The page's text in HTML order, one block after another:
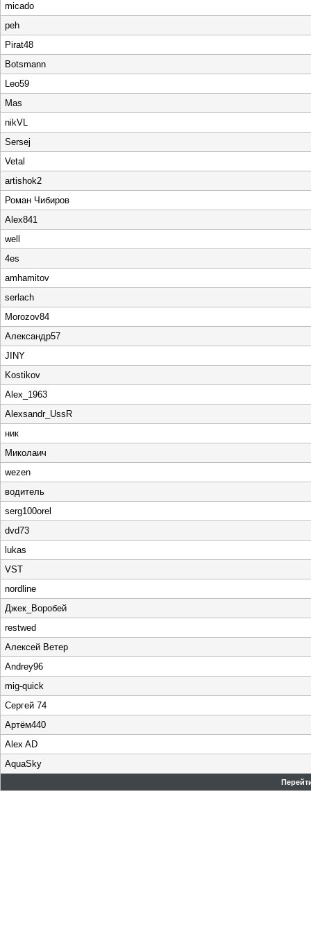
micado
peh
Pirat48
Botsmann
Leo59
Mas
nikVL
Sersej
Vetal
artishok2
Роман Чибиров
Alex841
well
4es
amhamitov
serlach
Morozov84
Александр57
JINY
Kostikov
Alex_1963
Alexsandr_UssR
ник
Миколаич
wezen
водитель
serg100orel
dvd73
lukas
VST
nordline
Джек_Воробей
restwed
Алексей Ветер
Andrey96
mig-quick
Сергей 74
Артём440
Alex AD
AquaSky